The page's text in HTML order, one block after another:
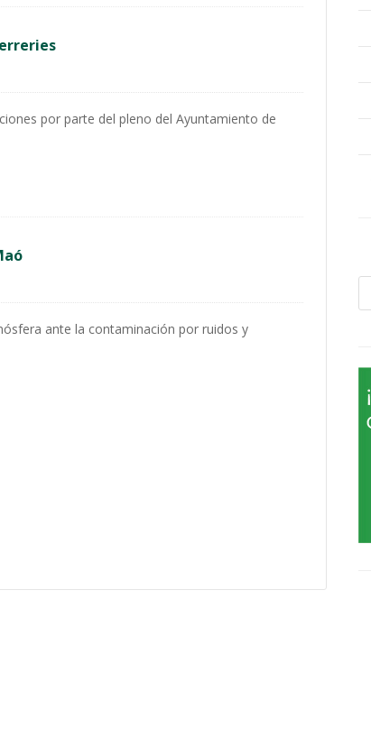
por parte del pleno del Ayuntamiento de
ante la contaminación por ruidos y